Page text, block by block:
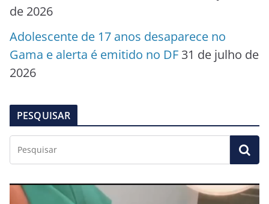
de 2026
Adolescente de 17 anos desaparece no
Gama e alerta é emitido no DF 31 de julho de
2026
PESQUISAR